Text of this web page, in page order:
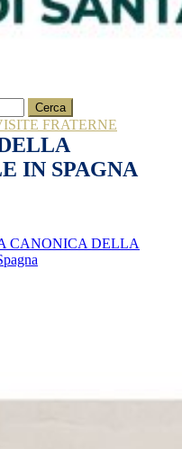
FRATERNE
IN SPAGNA
CANONICA DELLA